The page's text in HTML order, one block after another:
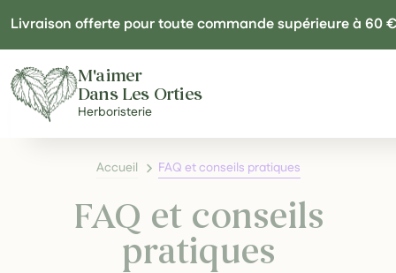
Livraison offerte pour toute commande supérieure à 60 €
M'aimer
Dans Les Orties
Herboristerie
Accueil FAQ et conseils pratiques
FAQ et conseils
pratiques